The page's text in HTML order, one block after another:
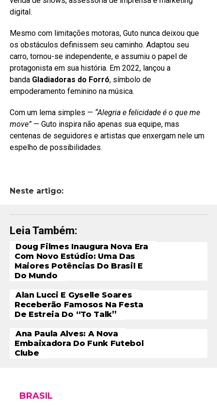
digital.
Mesmo com limitações motoras, Guto nunca deixou que
os obstáculos definissem seu caminho. Adaptou seu
carro, tornou-se independente, e assumiu o papel de
protagonista em sua história. Em 2022, lançou a
banda Gladiadoras do Forró, símbolo de
empoderamento feminino na música.
Com um lema simples — “Alegria e felicidade é o que me
move”— Guto inspira não apenas sua equipe, mas
centenas de seguidores e artistas que enxergam nele um
espelho de possibilidades.
Neste artigo:
Leia Também:
Doug Filmes Inaugura Nova Era
Com Novo Estúdio: Uma Das
Maiores Potências Do Brasil E
Do Mundo
Alan Lucci E Gyselle Soares
Receberão Famosos Na Festa
De Estreia Do “To Talk”
Ana Paula Alves: A Nova
Embaixadora Do Funk Futebol
Clube
BRASIL